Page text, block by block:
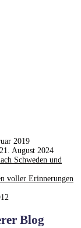
2019
21. August 2024
Schweden und
voller Erinnerungen
Blog